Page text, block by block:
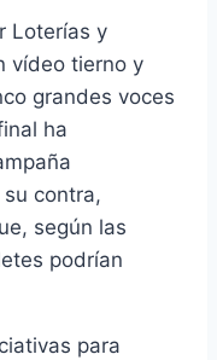
Loterías y
vídeo tierno y
grandes voces
ha
contra,
según las
podrían
para